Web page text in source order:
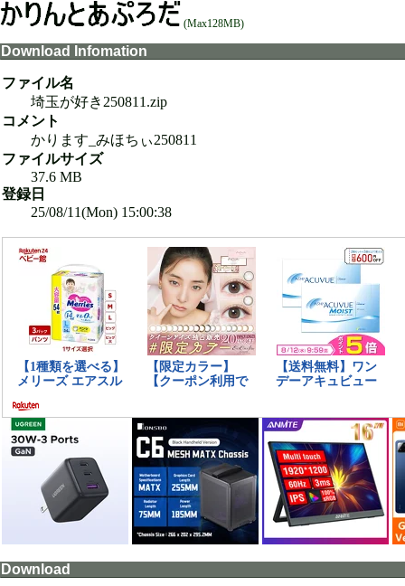
(Max128MB)
Download Infomation
ファイル名
埼玉が好き250811.zip
コメント
かります_みほちぃ250811
ファイルサイズ
37.6 MB
登録日
25/08/11(Mon) 15:00:38
Download